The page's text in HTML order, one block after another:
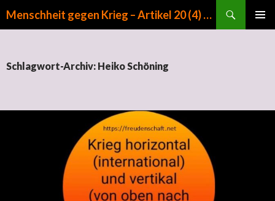
Menschheit gegen Krieg – Artikel 20 (4) GG
Schlagwort-Archiv: Heiko Schöning